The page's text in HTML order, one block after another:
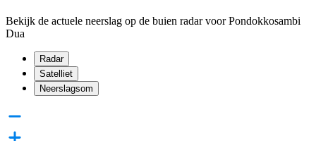
Bekijk de actuele neerslag op de buien radar voor Pondokkosambi
Dua
Radar
Satelliet
Neerslagsom